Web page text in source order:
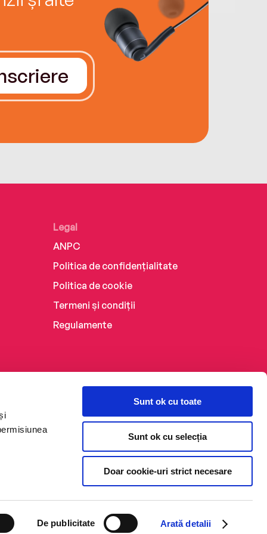
De publicitate Arată detalii
Sunt ok cu toate
Sunt ok cu selecția
Doar cookie-uri strict necesare
Legal
ANPC
Politica de confidențialitate
Politica de cookie
Termeni și condiții
Regulamente